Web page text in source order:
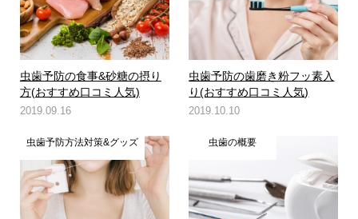
虫歯予防の食事&砂糖の摂り
方(おすすめ口コミ人気)
2019.09.16
虫歯予防の歯磨き粉フッ素入
り(おすすめ口コミ人気)
2019.10.10
虫歯予防方法対策&グッズ 虫歯の概要